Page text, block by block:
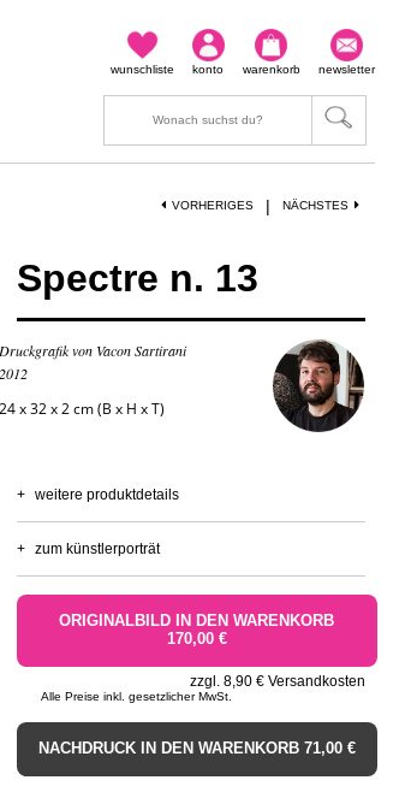
newsletter
warenkorb
konto
wunschliste
NÄCHSTES
|
VORHERIGES
Spectre n. 13
Druckgrafik von Vacon Sartirani
2012
24 x 32 x 2 cm (B x H x T)
+ weitere produktdetails
+ zum künstlerporträt
ORIGINALBILD IN DEN WARENKORB
170,00 €
zzgl. 8,90 € Versandkosten
Alle Preise inkl. gesetzlicher MwSt.
NACHDRUCK IN DEN WARENKORB 71,00 €